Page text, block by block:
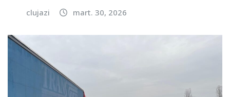
clujazi mart. 30, 2026